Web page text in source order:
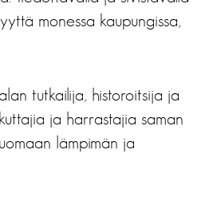
monessa kaupungissa,
tutkailija, historoitsija ja
ja harrastajia saman
lämpimän ja